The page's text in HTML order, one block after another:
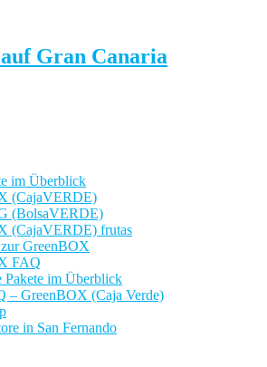
Gran Canaria
im Überblick
(CajaVERDE)
(BolsaVERDE)
(CajaVERDE) frutas
GreenBOX
FAQ
Pakete im Überblick
– GreenBOX (Caja Verde)
in San Fernando